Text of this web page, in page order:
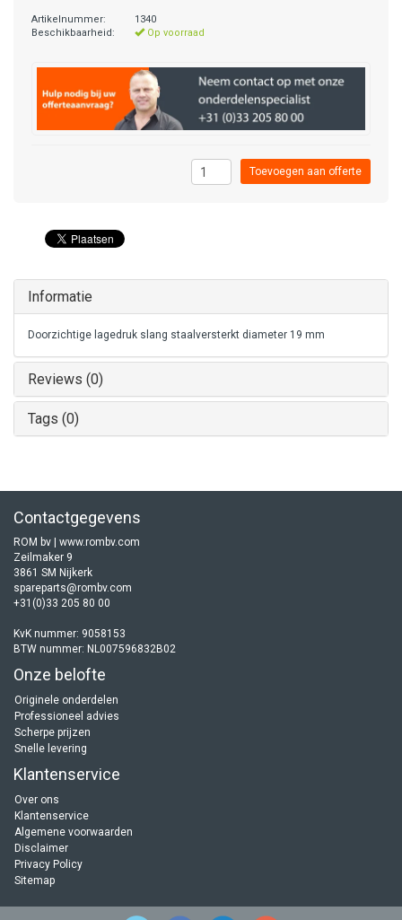
Artikelnummer:
1340
Beschikbaarheid:
Op voorraad
Toevoegen aan offerte
Informatie
Doorzichtige lagedruk slang staalversterkt diameter 19 mm
Reviews (0)
Tags (0)
Contactgegevens
ROM bv | www.rombv.com
Zeilmaker 9
3861 SM Nijkerk
spareparts@rombv.com
+31(0)33 205 80 00
KvK nummer: 9058153
BTW nummer: NL007596832B02
Onze belofte
Originele onderdelen
Professioneel advies
Scherpe prijzen
Snelle levering
Klantenservice
Over ons
Klantenservice
Algemene voorwaarden
Disclaimer
Privacy Policy
Sitemap